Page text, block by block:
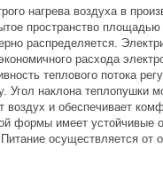
нагрева воздуха в
пространство
распределяется.
расхода
теплового потока
Угол наклона теплопушки
и обеспечивает
формы имеет устойчивые
осуществляется от